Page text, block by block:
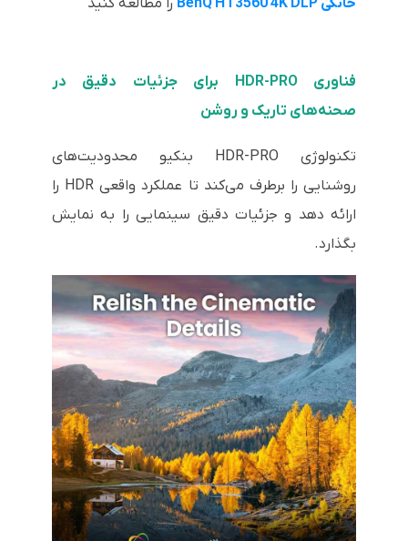
فناوری HDR-PRO برای جزئیات دقیق در
صحنه‌های تاریک و روشن
تکنولوژی HDR-PRO بنکیو محدودیت‌های
روشنایی را برطرف می‌کند تا عملکرد واقعی HDR را
ارائه دهد و جزئیات دقیق سینمایی را به نمایش
بگذارد.